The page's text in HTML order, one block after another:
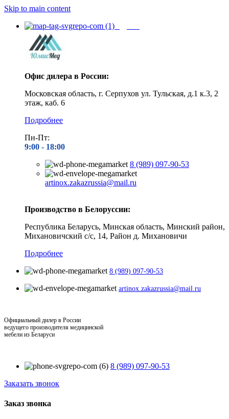
Skip to main content
Офис дилера в России:
Московская область, г. Серпухов ул. Тульская, д.1 к.3, 2
этаж, каб. 6
Подробнее
Пн-Пт:
9:00 - 18:00
8 (989) 097-90-53
artinox.zakazrussia@mail.ru
Производство в Белоруссии:
Республика Беларусь, Минская область, Минский район,
Михановичский с/с, 14, Район д. Михановичи
Подробнее
8 (989) 097-90-53
artinox.zakazrussia@mail.ru
Официальный дилер в России
ведущего производителя медицинской
мебели из Беларуси
8 (989) 097-90-53
Заказать звонок
Заказ звонка